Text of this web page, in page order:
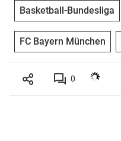
Basketball-Bundesliga
FC Bayern München
0